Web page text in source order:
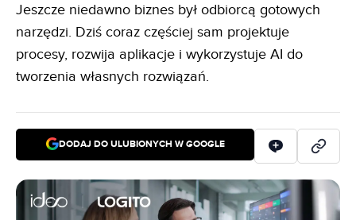
Jeszcze niedawno biznes był odbiorcą gotowych
narzędzi. Dziś coraz częściej sam projektuje
procesy, rozwija aplikacje i wykorzystuje AI do
tworzenia własnych rozwiązań.
DODAJ DO ULUBIONYCH W GOOGLE